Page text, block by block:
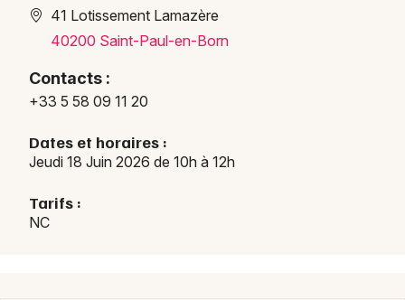
Artistes en tournée
Magazine à Mimizan
41 Lotissement Lamazère
40200 Saint-Paul-en-Born
Contacts :
+33 5 58 09 11 20
Dates et horaires :
Jeudi 18 Juin 2026 de 10h à 12h
Tarifs :
NC